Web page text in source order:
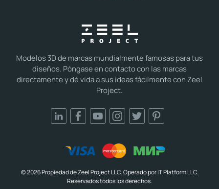
Modelos 3D de marcas mundialmente famosas para tus
diseños. Póngase en contacto con las marcas
directamente y dé vida a sus ideas fácilmente con Zeel
Project.
© 2026 Propiedad de Zeel Project LLC. Operado por IT Platform LLC.
Reservados todos los derechos.